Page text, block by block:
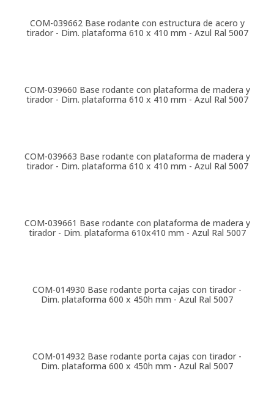
COM-039662 Base rodante con estructura de acero y
tirador - Dim. plataforma 610 x 410 mm - Azul Ral 5007
COM-039660 Base rodante con plataforma de madera y
tirador - Dim. plataforma 610 x 410 mm - Azul Ral 5007
COM-039663 Base rodante con plataforma de madera y
tirador - Dim. plataforma 610 x 410 mm - Azul Ral 5007
COM-039661 Base rodante con plataforma de madera y
tirador - Dim. plataforma 610x410 mm - Azul Ral 5007
COM-014930 Base rodante porta cajas con tirador -
Dim. plataforma 600 x 450h mm - Azul Ral 5007
COM-014932 Base rodante porta cajas con tirador -
Dim. plataforma 600 x 450h mm - Azul Ral 5007